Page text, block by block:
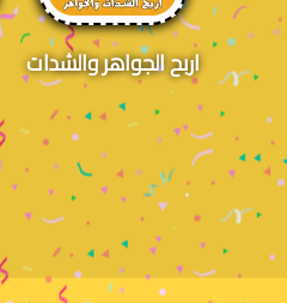
اربح الجواهر والشدات